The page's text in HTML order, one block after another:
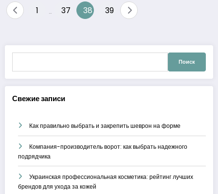
Навигация
1 37 38 39
Свежие записи
Как правильно выбрать и закрепить шеврон на форме
Компания-производитель ворот: как выбрать надежного
подрядчика
Украинская профессиональная косметика: рейтинг лучших
брендов для ухода за кожей